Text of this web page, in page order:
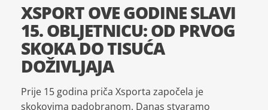
XSPORT OVE GODINE SLAVI
15. OBLJETNICU: OD PRVOG
SKOKA DO TISUĆA
DOŽIVLJAJA
Prije 15 godina priča Xsporta započela je
skokovima padobranom. Danas stvaramo